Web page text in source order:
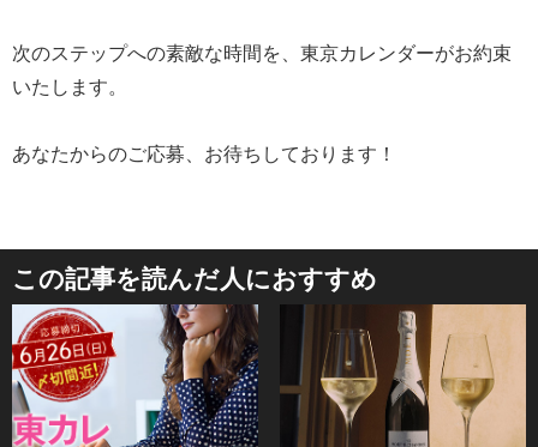
次のステップへの素敵な時間を、東京カレンダーがお約束
いたします。
あなたからのご応募、お待ちしております！
この記事を読んだ人におすすめ